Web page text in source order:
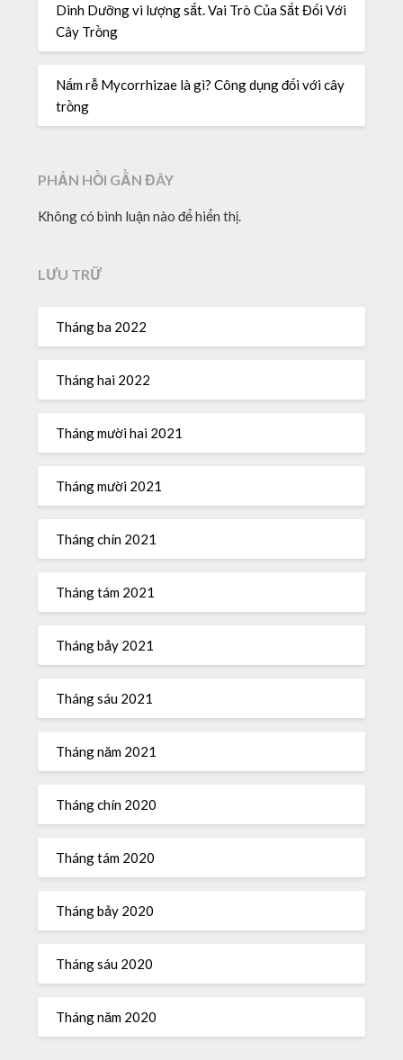
Dinh Dưỡng vi lượng sắt. Vai Trò Của Sắt Đối Với
Cây Trồng
Nấm rễ Mycorrhizae là gì? Công dụng đối với cây
trồng
PHẢN HỒI GẦN ĐÂY
Không có bình luận nào để hiển thị.
LƯU TRỮ
Tháng ba 2022
Tháng hai 2022
Tháng mười hai 2021
Tháng mười 2021
Tháng chín 2021
Tháng tám 2021
Tháng bảy 2021
Tháng sáu 2021
Tháng năm 2021
Tháng chín 2020
Tháng tám 2020
Tháng bảy 2020
Tháng sáu 2020
Tháng năm 2020